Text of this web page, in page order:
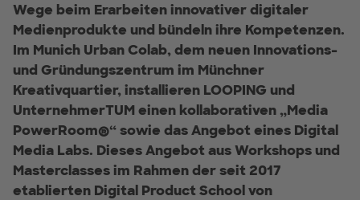
Wege beim Erarbeiten innovativer digitaler
Medienprodukte und bündeln ihre Kompetenzen.
Im Munich Urban Colab, dem neuen Innovations-
und Gründungszentrum im Münchner
Kreativquartier, installieren LOOPING und
UnternehmerTUM einen kollaborativen „Media
PowerRoom®“ sowie das Angebot eines Digital
Media Labs. Dieses Angebot aus Workshops und
Masterclasses im Rahmen der seit 2017
etablierten Digital Product School von